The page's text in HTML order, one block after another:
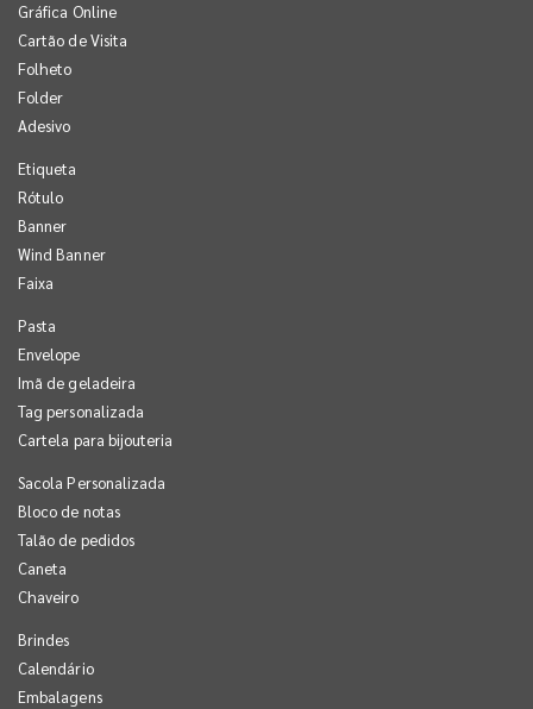
Gráfica Online
Cartão de Visita
Folheto
Folder
Adesivo
Etiqueta
Rótulo
Banner
Wind Banner
Faixa
Pasta
Envelope
Imã de geladeira
Tag personalizada
Cartela para bijouteria
Sacola Personalizada
Bloco de notas
Talão de pedidos
Caneta
Chaveiro
Brindes
Calendário
Embalagens